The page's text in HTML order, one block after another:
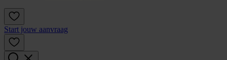
Start jouw aanvraag